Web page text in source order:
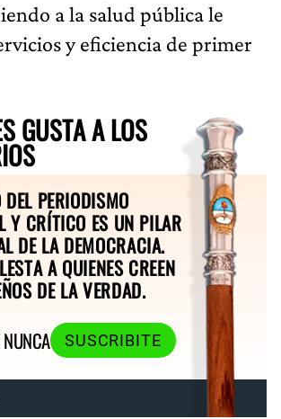
a la salud pública le
y eficiencia de primer
GUSTA A LOS
DEL PERIODISMO
Y CRÍTICO ES UN PILAR
DE LA DEMOCRACIA.
A QUIENES CREEN
DE LA VERDAD.
SUSCRIBITE